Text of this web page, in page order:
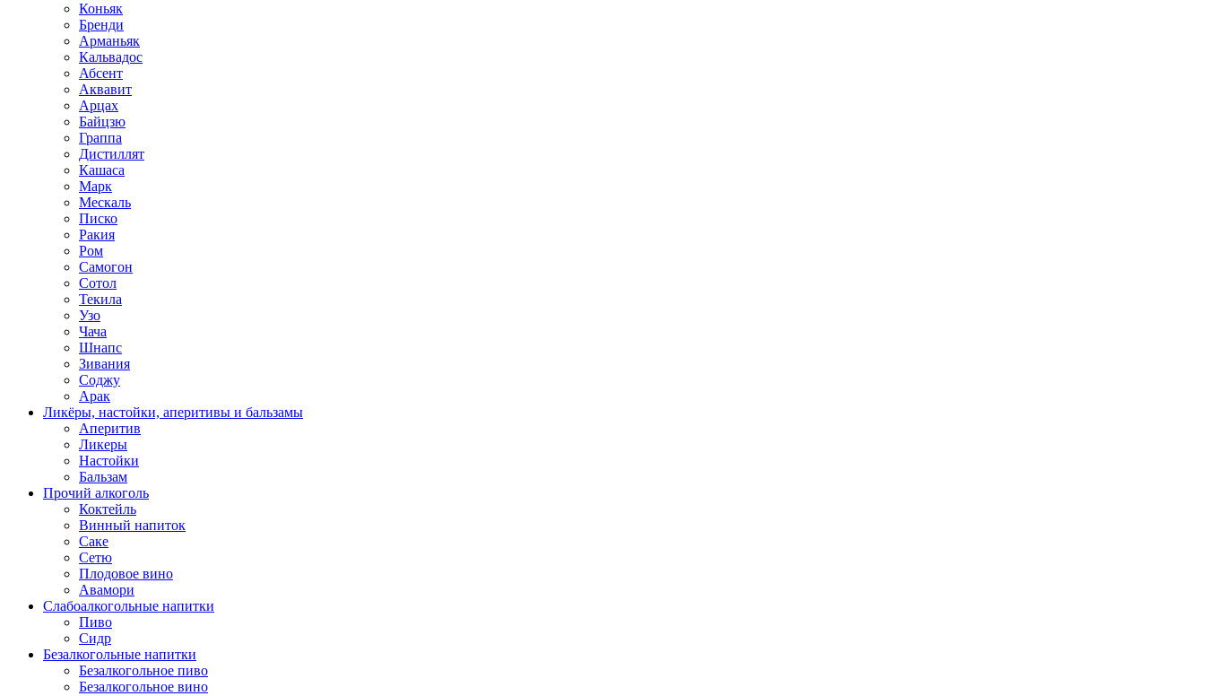
Коньяк
Бренди
Арманьяк
Кальвадос
Абсент
Аквавит
Арцах
Байцзю
Граппа
Дистиллят
Кашаса
Марк
Мескаль
Писко
Ракия
Ром
Самогон
Сотол
Текила
Узо
Чача
Шнапс
Зивания
Соджу
Арак
Ликёры, настойки, аперитивы и бальзамы
Аперитив
Ликеры
Настойки
Бальзам
Прочий алкоголь
Коктейль
Винный напиток
Саке
Сетю
Плодовое вино
Авамори
Слабоалкогольные напитки
Пиво
Сидр
Безалкогольные напитки
Безалкогольное пиво
Безалкогольное вино